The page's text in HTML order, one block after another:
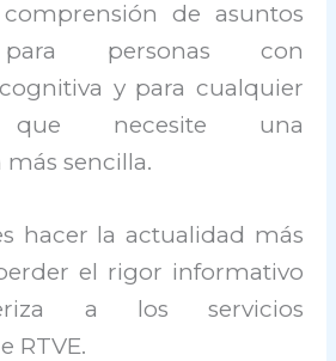
de asuntos
personas con
y para cualquier
que necesite una
sencilla.
hacer la actualidad más
el rigor informativo
a los servicios
RTVE.